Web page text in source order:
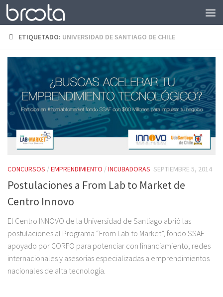
Saltar al contenido
ETIQUETADO: UNIVERSIDAD DE SANTIAGO DE CHILE
CONCURSOS /EMPRENDIMIENTO /INCUBADORAS SEPTIEMBRE 5, 2014
Postulaciones a From Lab to Market de
Centro Innovo
El Centro INNOVO de la Universidad de Santiago abrió las
postulaciones al Programa “From Lab to Market”, fondo SSAF
apoyado por CORFO para potenciar con financiamiento, redes
internacionales y asesorías especializadas a emprendimientos
nacionales de alta tecnología.